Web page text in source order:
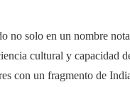
no solo en un nombre
cultural y capacidad
con un fragmento de